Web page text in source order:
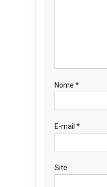
Nome *
E-mail *
Site